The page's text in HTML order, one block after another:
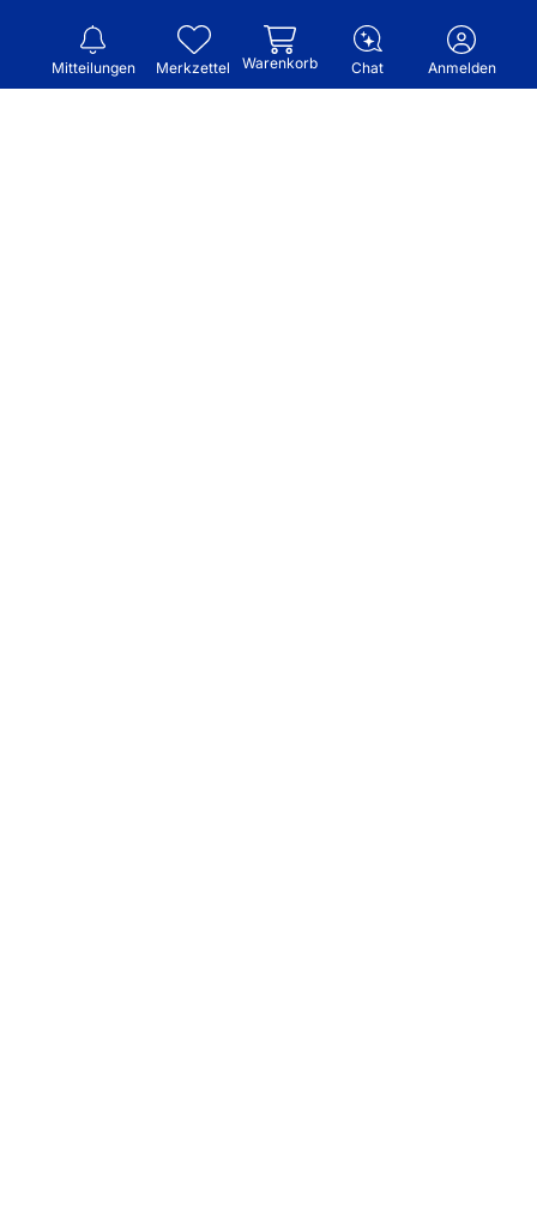
Mitteilungen Merkzettel Warenkorb Chat Anmelden